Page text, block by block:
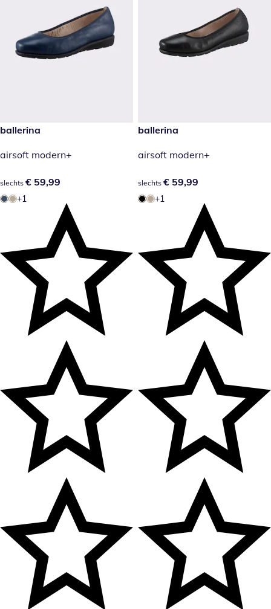
€ 59,99
ballerina
airsoft modern+
€ 59,99
slechts € 59,99
+1
€ 59,99
ballerina
airsoft modern+
€ 59,99
slechts € 59,99
+1